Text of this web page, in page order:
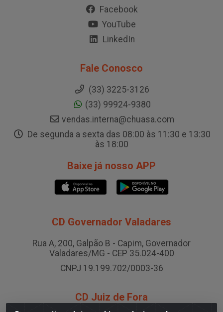
Facebook
YouTube
LinkedIn
Fale Conosco
(33) 3225-3126
(33) 99924-9380
vendas.interna@chuasa.com
De segunda a sexta das 08:00 às 11:30 e 13:30
às 18:00
Baixe já nosso APP
CD Governador Valadares
Rua A, 200, Galpão B - Capim, Governador
Valadares/MG - CEP 35.024-400
CNPJ 19.199.702/0003-36
CD Juiz de Fora